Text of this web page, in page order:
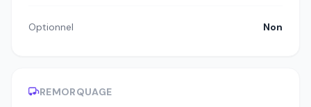
Optionnel Non
REMORQUAGE